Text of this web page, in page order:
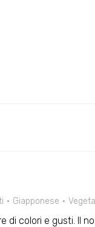
Giapponese
di colori e gusti. Il